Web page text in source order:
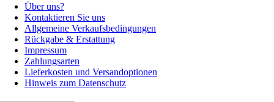
Über uns?
Kontaktieren Sie uns
Allgemeine Verkaufsbedingungen
Rückgabe & Erstattung
Impressum
Zahlungsarten
Lieferkosten und Versandoptionen
Hinweis zum Datenschutz